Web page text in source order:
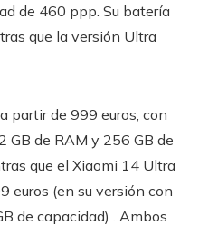
de 460 ppp. Su batería
que la versión Ultra
partir de 999 euros, con
GB de RAM y 256 GB de
que el Xiaomi 14 Ultra
euros (en su versión con
de capacidad) . Ambos